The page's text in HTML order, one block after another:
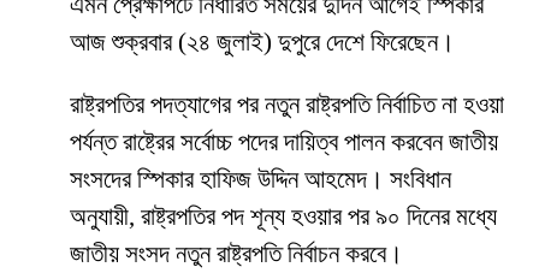
আজ শুক্রবার (২৪ জুলাই) দুপুরে দেশে ফিরেছেন।
রাষ্ট্রপতির পদত্যাগের পর নতুন রাষ্ট্রপতি নির্বাচিত না হওয়া
পর্যন্ত রাষ্ট্রের সর্বোচ্চ পদের দায়িত্ব পালন করবেন জাতীয়
সংসদের স্পিকার হাফিজ উদ্দিন আহমেদ। সংবিধান
অনুযায়ী, রাষ্ট্রপতির পদ শূন্য হওয়ার পর ৯০ দিনের মধ্যে
জাতীয় সংসদ নতুন রাষ্ট্রপতি নির্বাচন করবে।